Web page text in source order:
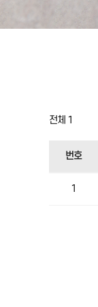
전체 1
번호
1